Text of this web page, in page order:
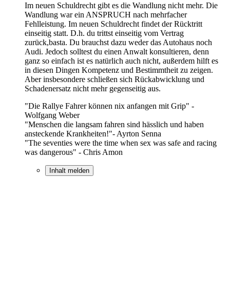
Im neuen Schuldrecht gibt es die Wandlung nicht mehr. Die
Wandlung war ein ANSPRUCH nach mehrfacher
Fehlleistung. Im neuen Schuldrecht findet der Rücktritt
einseitig statt. D.h. du trittst einseitig vom Vertrag
zurück,basta. Du brauchst dazu weder das Autohaus noch
Audi. Jedoch solltest du einen Anwalt konsultieren, denn
ganz so einfach ist es natürlich auch nicht, außerdem hilft es
in diesen Dingen Kompetenz und Bestimmtheit zu zeigen.
Aber insbesondere schließen sich Rückabwicklung und
Schadenersatz nicht mehr gegenseitig aus.
"Die Rallye Fahrer können nix anfangen mit Grip" -
Wolfgang Weber
"Menschen die langsam fahren sind hässlich und haben
ansteckende Krankheiten!"- Ayrton Senna
"The seventies were the time when sex was safe and racing
was dangerous" - Chris Amon
Inhalt melden